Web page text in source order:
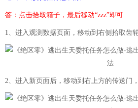
答：点击拾取箱子，最后移动“zzz”即可
1、进入观测数据页面，移动到右侧拾取齿
2、进入新页面后，移动到右上方的传送门